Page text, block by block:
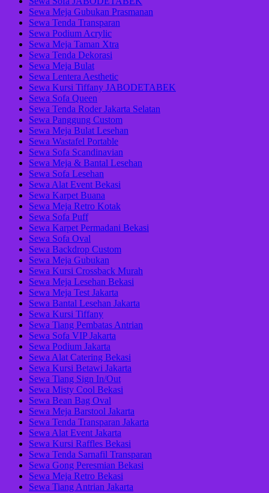
Sewa Meja Gubukan Prasmanan
Sewa Tenda Transparan
Sewa Podium Acrylic
Sewa Meja Taman Xtra
Sewa Tenda Dekorasi
Sewa Meja Bulat
Sewa Lentera Aesthetic
Sewa Kursi Tiffany JABODETABEK
Sewa Sofa Queen
Sewa Tenda Roder Jakarta Selatan
Sewa Panggung Custom
Sewa Meja Bulat Lesehan
Sewa Wastafel Portable
Sewa Sofa Scandinavian
Sewa Meja & Bantal Lesehan
Sewa Sofa Lesehan
Sewa Alat Event Bekasi
Sewa Karpet Buana
Sewa Meja Retro Kotak
Sewa Sofa Puff
Sewa Karpet Permadani Bekasi
Sewa Sofa Oval
Sewa Backdrop Custom
Sewa Meja Gubukan
Sewa Kursi Crossback Murah
Sewa Meja Lesehan Bekasi
Sewa Meja Test Jakarta
Sewa Bantal Lesehan Jakarta
Sewa Kursi Tiffany
Sewa Tiang Pembatas Antrian
Sewa Sofa VIP Jakarta
Sewa Podium Jakarta
Sewa Alat Catering Bekasi
Sewa Kursi Betawi Jakarta
Sewa Tiang Sign In/Out
Sewa Misty Cool Bekasi
Sewa Bean Bag Oval
Sewa Meja Barstool Jakarta
Sewa Tenda Transparan Jakarta
Sewa Alat Event Jakarta
Sewa Kursi Raffles Bekasi
Sewa Tenda Sarnafil Transparan
Sewa Gong Peresmian Bekasi
Sewa Meja Retro Bekasi
Sewa Tiang Antrian Jakarta